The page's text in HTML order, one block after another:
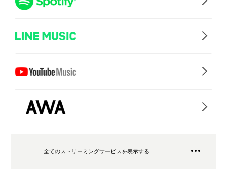
全てのストリーミングサービスを表示する